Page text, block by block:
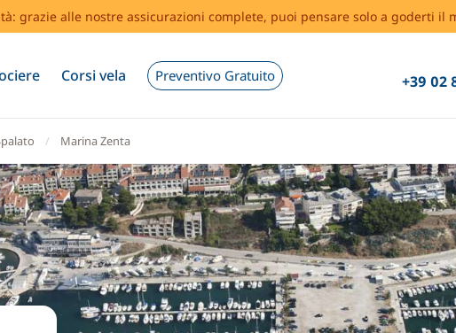
grazie alle nostre assicurazioni complete, puoi pensare solo a goderti il
Corsi vela Preventivo Gratuito +39 02
Marina Zenta